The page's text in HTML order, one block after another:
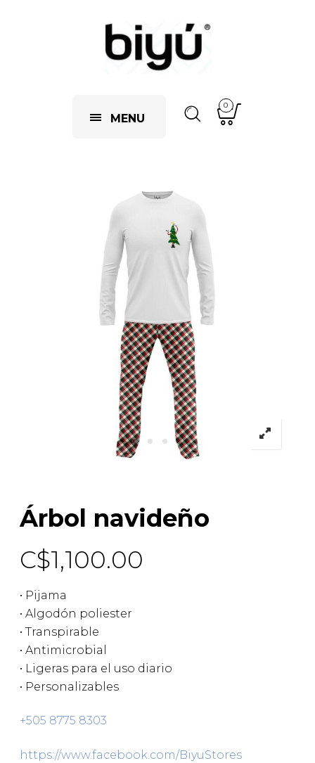
MENU
0
Árbol navideño
C$1,100.00
• Pijama
• Algodón poliester
• Transpirable
• Antimicrobial
• Ligeras para el uso diario
• Personalizables
+505 8775 8303
https://www.facebook.com/BiyuStores